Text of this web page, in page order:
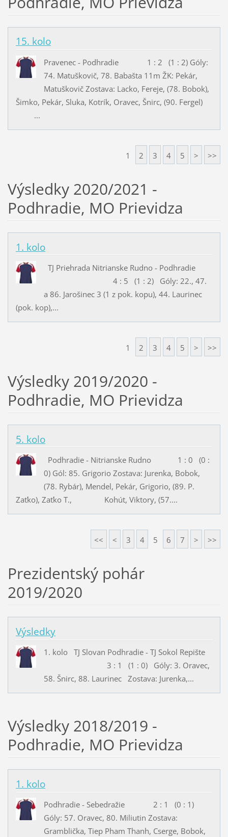
15. kolo
Pravenec - Podhradie 1 : 2 (1 : 2) Góly:
74. Matuškovič, 78. Babašta 11m ŽK: Pekár,
Matuškovič Zostava: Lacko, Fereje, (78. Bobok),
Šimko, Pekár, Sluka, Kotrík, Oravec, Šnirc, (90. Fergel)
...
1 2 3 4 5 > >>
Výsledky 2020/2021 -
Podhradie, MO Prievidza
1. kolo
TJ Priehrada Nitrianske Rudno - Podhradie
4 : 5 (1 : 2) Góly: 22., 47.
a 86. Jarošinec 3 (1 z pok. kopu), 44. Laurinec
(pok. kop),...
1 2 3 4 5 > >>
Výsledky 2019/2020 -
Podhradie, MO Prievidza
5. kolo
Podhradie - Nitrianske Rudno 1 : 0 (0 :
0) Gól: 85. Grigorio Zostava: Jurenka, Bobok,
(78. Rybár), Mendel, Pekár, Grigorio, (89. P.
Zaťko), Zaťko T., Kohút, Viktory, (57....
<< < 3 4 5 6 7 > >>
Prezidentský pohár
2019/2020
Výsledky
1. kolo TJ Slovan Podhradie - TJ Sokol Repište
3 : 1 (1 : 0) Góly: 3. Oravec,
58. Šnirc, 88. Laurinec Zostava: Jurenka,...
Výsledky 2018/2019 -
Podhradie, MO Prievidza
1. kolo
Podhradie - Sebedražie 2 : 1 (0 : 1)
Góly: 57. Oravec, 80. Miliutin Zostava:
Gramblička, Tiep Pham Thanh, Cserge, Bobok,